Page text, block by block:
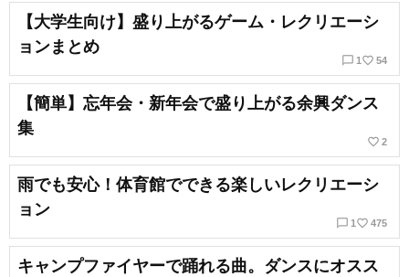
【大学生向け】盛り上がるゲーム・レクリエーシ
ョンまとめ
chat_bubble_outline 1favorite_border 54
【簡単】忘年会・新年会で盛り上がる余興ダンス
集
favorite_border 2
雨でも安心！体育館でできる楽しいレクリエーシ
ョン
chat_bubble_outline 1favorite_border 475
キャンプファイヤーで踊れる曲。ダンスにオスス